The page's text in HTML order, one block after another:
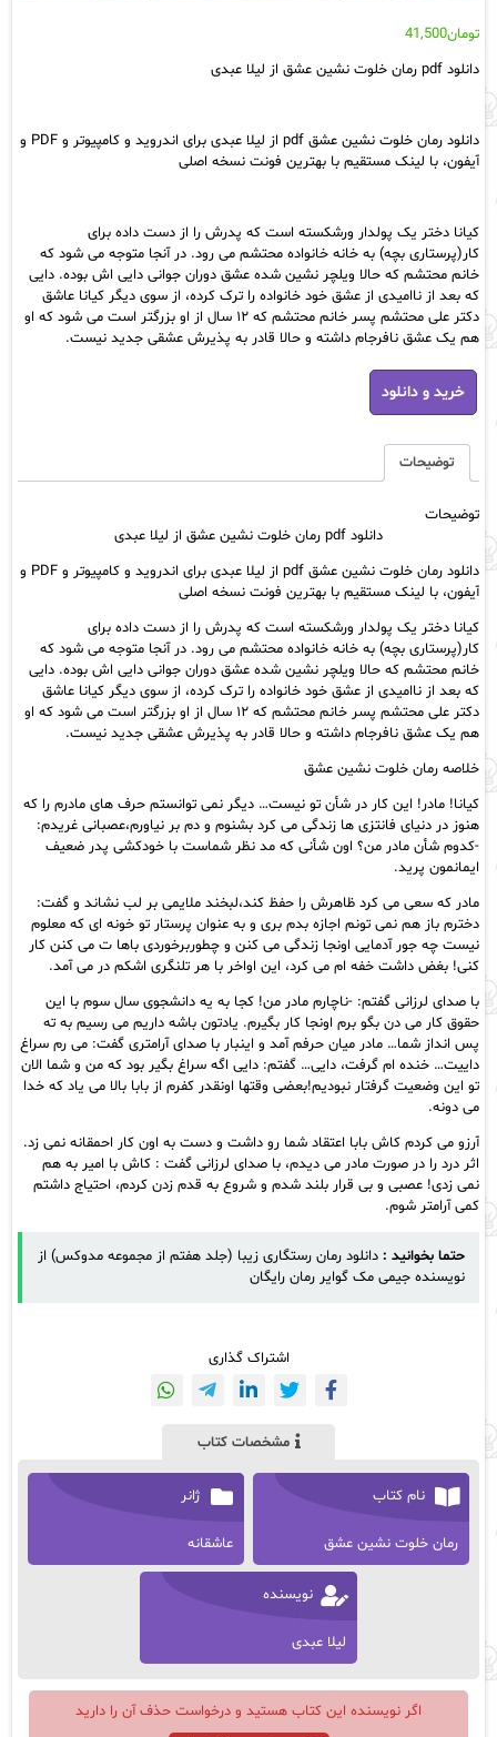
تومان41,500
دانلود pdf رمان خلوت نشین عشق از لیلا عبدی
دانلود رمان خلوت نشین عشق pdf از لیلا عبدی برای اندروید و کامپیوتر و PDF و
آیفون، با لینک مستقیم با بهترین فونت نسخه اصلی
کیانا دختر یک پولدار ورشکسته است که پدرش را از دست داده برای
کار(پرستاری بچه) به خانه خانواده محتشم می رود. در آنجا متوجه می شود که
خانم محتشم که حالا ویلچر نشین شده عشق دوران جوانی دایی اش بوده. دایی
که بعد از ناامیدی از عشق خود خانواده را ترک کرده، از سوی دیگر کیانا عاشق
دکتر علی محتشم پسر خانم محتشم که ۱۲ سال از او بزرگتر است می شود که او
هم یک عشق نافرجام داشته و حالا قادر به پذیرش عشقی جدید نیست.
دانلود
pdf
رمان
نشین
عشق
لیلا
عدد
خرید و دانلود
توضیحات
توضیحات
دانلود pdf رمان خلوت نشین عشق از لیلا عبدی
دانلود رمان خلوت نشین عشق pdf از لیلا عبدی برای اندروید و کامپیوتر و PDF و
آیفون، با لینک مستقیم با بهترین فونت نسخه اصلی
کیانا دختر یک پولدار ورشکسته است که پدرش را از دست داده برای
کار(پرستاری بچه) به خانه خانواده محتشم می رود. در آنجا متوجه می شود که
خانم محتشم که حالا ویلچر نشین شده عشق دوران جوانی دایی اش بوده. دایی
که بعد از ناامیدی از عشق خود خانواده را ترک کرده، از سوی دیگر کیانا عاشق
دکتر علی محتشم پسر خانم محتشم که ۱۲ سال از او بزرگتر است می شود که او
هم یک عشق نافرجام داشته و حالا قادر به پذیرش عشقی جدید نیست.
خلاصه رمان خلوت نشین عشق
کیانا! مادر! این کار در شأن تو نیست… دیگر نمی توانستم حرف های مادرم را که
هنوز در دنیای فانتزی ها زندگی می کرد بشنوم و دم بر نیاورم،عصبانی غریدم:
-کدوم شأن مادر من؟ اون شأنی که مد نظر شماست با خودکشی پدر ضعیف
ایمانمون پرید.
مادر که سعی می کرد ظاهرش را حفظ کند،لبخند ملایمی بر لب نشاند و گفت:
دخترم باز هم نمی تونم اجازه بدم بری و به عنوان پرستار تو خونه ای که معلوم
نیست چه جور آدمایی اونجا زندگی می کنن و چطوربرخوردی باها ت می کنن کار
کنی! بغض داشت خفه ام می کرد، این اواخر با هر تلنگری اشکم در می آمد.
با صدای لرزانی گفتم: -ناچارم مادر من! کجا به یه دانشجوی سال سوم با این
حقوق کار می دن بگو برم اونجا کار بگیرم. یادتون باشه داریم می رسیم به ته
پس انداز شما… مادر میان حرفم آمد و اینبار با صدای آرامتری گفت: می رم سراغ
داییت… خنده ام گرفت، دایی… گفتم: دایی اگه سراغ بگیر بود که من و شما الان
تو این وضعیت گرفتار نبودیم!بعضی وقتها اونقدر کفرم از بابا بالا می یاد که خدا
می دونه.
آرزو می کردم کاش بابا اعتقاد شما رو داشت و دست به اون کار احمقانه نمی زد.
اثر درد را در صورت مادر می دیدم، با صدای لرزانی گفت : کاش با امیر به هم
نمی زدی! عصبی و بی قرار بلند شدم و شروع به قدم زدن کردم، احتیاج داشتم
کمی آرامتر شوم.
حتما بخوانید : دانلود رمان رستگاری زیبا (جلد هفتم از مجموعه مدوکس) از
نویسنده جیمی مک گوایر رمان رایگان
اشتراک گذاری
مشخصات کتاب
نام کتاب
رمان خلوت نشین عشق
ژانر
عاشقانه
نویسنده
لیلا عبدی
اگر نویسنده این کتاب هستید و درخواست حذف آن را دارید